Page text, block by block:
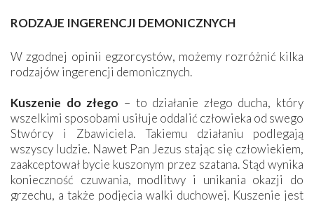
RODZAJE INGERENCJI DEMONICZNYCH
W zgodnej opinii egzorcystów, możemy rozróżnić kilka
rodzajów ingerencji demonicznych.
Kuszenie do złego – to działanie złego ducha, który
wszelkimi sposobami usiłuje oddalić człowieka od swego
Stwórcy i Zbawiciela. Takiemu działaniu podlegają
wszyscy ludzie. Nawet Pan Jezus stając się człowiekiem,
zaakceptował bycie kuszonym przez szatana. Stąd wynika
konieczność czuwania, modlitwy i unikania okazji do
grzechu, a także podjęcia walki duchowej. Kuszenie jest